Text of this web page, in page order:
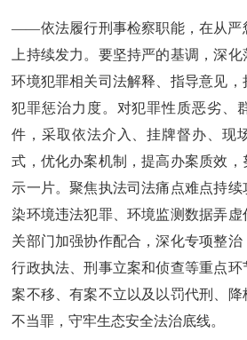
——依法履行刑事检察职能，在从严
上持续发力。要坚持严的基调，深
环境犯罪相关司法解释、指导意见
犯罪惩治力度。对犯罪性质恶劣、
件，采取依法介入、挂牌督办、现
式，优化办案机制，提高办案质效
示一片。聚焦执法司法痛点难点持
染环境违法犯罪、环境监测数据弄
关部门加强协作配合，深化专项整
行政执法、刑事立案和侦查等重点
案不移、有案不立以及以罚代刑、
不当罪，守牢生态安全法治底线。